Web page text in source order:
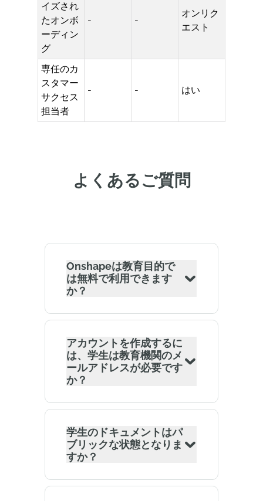
イズされ
たオンボ
ーディン
グ
- -
オンリク
エスト
専任のカ
スタマー
サクセス
担当者
- - はい
よくあるご質問
Onshapeは教育目的で
は無料で利用できます
か？
アカウントを作成するに
は、学生は教育機関のメ
ールアドレスが必要です
か？
学生のドキュメントはパ
ブリックな状態となりま
すか？